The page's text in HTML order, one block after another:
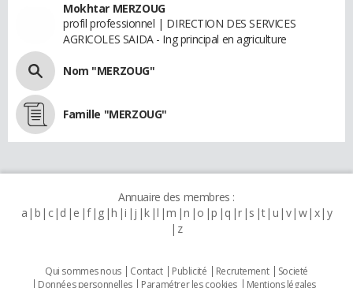
Mokhtar MERZOUG
profil professionnel | DIRECTION DES SERVICES
AGRICOLES SAIDA - Ing principal en agriculture
Nom "MERZOUG"
Famille "MERZOUG"
Annuaire des membres :
a b c d e f g h i j k l m n o p q r s t u v w x y
z
Qui sommes nous Contact Publicité Recrutement
Societé
Données personnelles
Paramétrer les cookies Mentions légales